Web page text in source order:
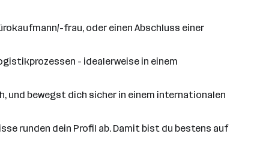
frau, oder einen Abschluss einer
- idealerweise in einem
und bewegst dich sicher in einem internationalen
runden dein Profil ab. Damit bist du bestens auf